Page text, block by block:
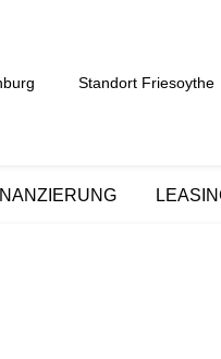
Standort Friesoythe